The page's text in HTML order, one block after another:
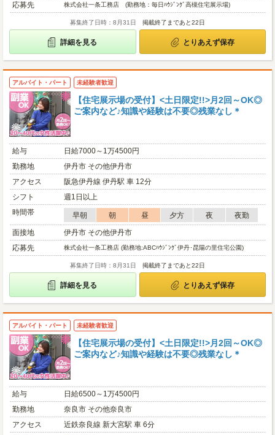
応募先
株式会社一条工務店 (勤務地：毎日ﾊｳｼﾞﾝｸﾞ高槻住宅展示場)
募集終了日時：8月31日 掲載終了まであと22日
詳細を見る とりあえず保存
アルバイト・パート 未経験者歓迎
【住宅展示場の受付】<土日限定!!>月2回～OK◎
ご案内など♪知識や経験は不要◎残業なし＊
給与
日給7000～1万4500円
勤務地
伊丹市 その他伊丹市
アクセス
阪急伊丹線 伊丹駅 車 12分
シフト
週1日以上
時間帯
早朝 朝 昼 夕方 夜
夜勤
面接地
伊丹市 その他伊丹市
応募先
株式会社一条工務店 (勤務地:ABCﾊｳｼﾞﾝｸﾞ伊丹･昆陽の里住宅公園)
募集終了日時：8月31日 掲載終了まであと22日
詳細を見る とりあえず保存
アルバイト・パート 未経験者歓迎
【住宅展示場の受付】<土日限定!!>月2回～OK◎
ご案内など♪知識や経験は不要◎残業なし＊
給与
日給6500～1万4500円
勤務地
奈良市 その他奈良市
アクセス
近鉄奈良線 新大宮駅 車 6分